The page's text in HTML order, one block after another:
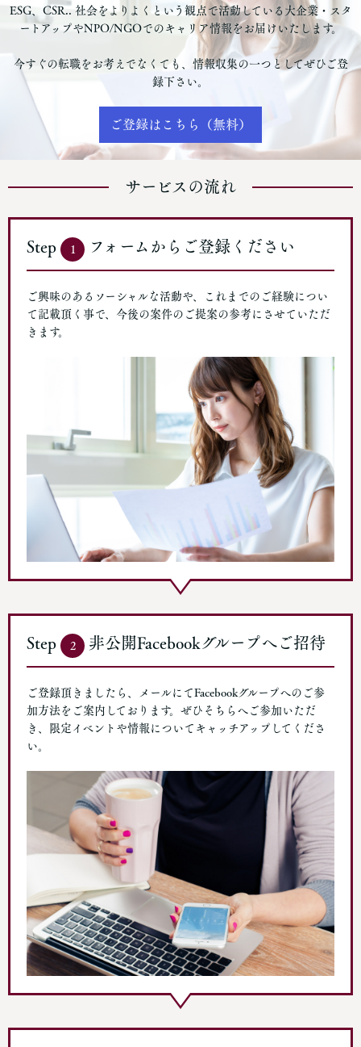
ESG、CSR.. 社会をよりよくという観点で活動している大企業・スタ
ートアップやNPO/NGOでのキャリア情報をお届けいたします。
今すぐの転職をお考えでなくても、情報収集の一つとしてぜひご登
録下さい。
ご登録はこちら（無料）
サービスの流れ
Step 1 フォームからご登録ください
ご興味のあるソーシャルな活動や、これまでのご経験につい
て記載頂く事で、今後の案件のご提案の参考にさせていただ
きます。
Step 2 非公開Facebookグループへご招待
ご登録頂きましたら、メールにてFacebookグループへのご参
加方法をご案内しております。ぜひそちらへご参加いただ
き、限定イベントや情報についてキャッチアップしてくださ
い。